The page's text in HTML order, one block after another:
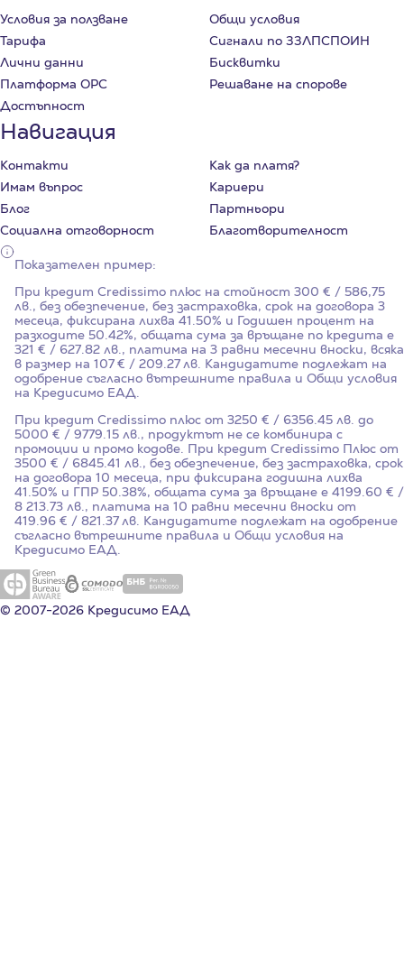
Условия за ползване
Общи условия
Тарифа
Сигнали по ЗЗЛПСПОИН
Лични данни
Бисквитки
Платформа ОРС
Решаване на спорове
Достъпност
Навигация
Контакти
Как да платя?
Имам въпрос
Кариери
Блог
Партньори
Социална отговорност
Благотворителност
Показателен пример:
При кредит Credissimo плюс на стойност 300 € / 586,75
лв., без обезпечение, без застраховка, срок на договора 3
месеца, фиксирана лихва 41.50% и Годишен процент на
разходите 50.42%, общата сума за връщане по кредита е
321 € / 627.82 лв., платима на 3 равни месечни вноски, всяка
в размер на 107 € / 209.27 лв. Кандидатите подлежат на
одобрение съгласно вътрешните правила и Общи условия
на Кредисимо ЕАД.
При кредит Credissimo плюс от 3250 € / 6356.45 лв. до
5000 € / 9779.15 лв., продуктът не се комбинира с
промоции и промо кодове. При кредит Credissimo Плюс от
3500 € / 6845.41 лв., без обезпечение, без застраховка, срок
на договора 10 месеца, при фиксирана годишна лихва
41.50% и ГПР 50.38%, общата сума за връщане е 4199.60 € /
8 213.73 лв., платима на 10 равни месечни вноски от
419.96 € / 821.37 лв. Кандидатите подлежат на одобрение
съгласно вътрешните правила и Общи условия на
Кредисимо ЕАД.
© 2007-2026 Кредисимо ЕАД